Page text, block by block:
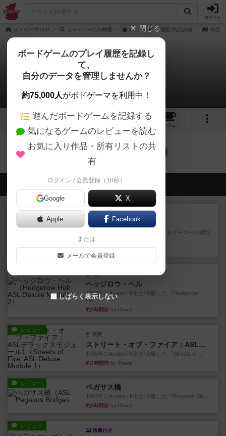
ログイン
ボドゲーマTOP ボードゲームの検索 EAT/PAINTの通販/商品詳細 作品
イートペイント
0件の戦略やコツ
4 3 3
カフェ
イートペイントのトップに戻る
会員の新しい投稿
レビュー
コルトエクスプレス
星7軽〜中量級を中心にプレイするゲーマーの感想
です。ボードゲーム会にて...
1分未満前by おとん
ヘッジロウ・ヘル
1987年にAvalon Hill社が出版した『Hedgerow
He...
約2時間前 by Chaco
レビュー
充実
ストリート・オブ・ファイア：ASLデラックスモジュール1
1985年にAvalon Hill社が出版した『Streets of ...
約3時間前 by Chaco
レビュー ペガサス橋
1997年にAvalon Hill社が出版した『Pegasus Bri...
約3時間前 by Chaco
レビュー
画像付き
閉じる
ボードゲームのプレイ履歴を記録し
て、
自分のデータを管理しませんか？
約75,000人がボドゲーマを利用中！
遊んだボードゲームを記録する
気になるゲームのレビューを読む
お気に入り作品・所有リストの共
有
ログイン / 会員登録（10秒）
Google X
Apple Facebook
または
メールで会員登録
しばらく表示しない